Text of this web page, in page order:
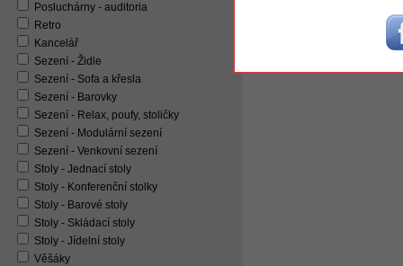
Posluchárny - auditoria
Retro
Kancelář
Sezení - Židle
Sezení - Sofa a křesla
Sezení - Barovky
Sezení - Relax, poufy, stoličky
Sezení - Modulární sezení
Sezení - Venkovní sezení
Stoly - Jednací stoly
Stoly - Konferenční stolky
Stoly - Barové stoly
Stoly - Skládací stoly
Stoly - Jídelní stoly
Věšáky